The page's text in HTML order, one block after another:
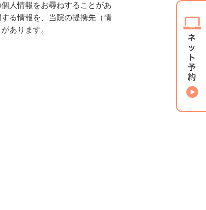
人情報をお尋ねすることがあ
る情報を、当院の提携先（情
あります。